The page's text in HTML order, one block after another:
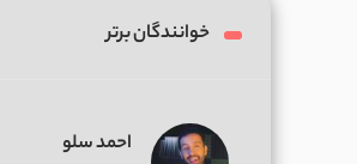
خوانندگان برتر
احمد سلو